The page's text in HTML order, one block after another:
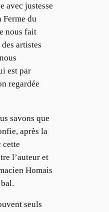
avec justesse
Ferme du
nous fait
artistes
est par
regardée
savons que
après la
cette
l’auteur et
Homais
seuls